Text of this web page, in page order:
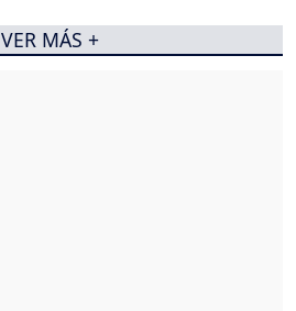
VER MÁS +